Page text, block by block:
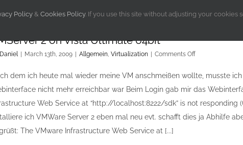
2 on Vista Ultimate 64bit
Daniel March 13th, 2009 Allgemein, Virtualization Comments Offon
2
Vista
Ultimate
dem ich heute mal wieder meine VM anschmeißen wollte, musste
nicht mehr erreichbar war Beim Login gab mir das
Web Service at “http://localhost:8222/sdk” is not
ich VMWare Server 2 eben mal neu evt. schafft dies ja Abhilfe
The VMware Infrastructure Web Service at [...]
Policy& Cookies Policy. If you use this site without adjusting your cookies